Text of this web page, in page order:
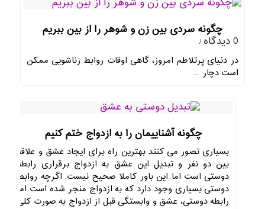
چگونه سردی بین زن و شوهر را از بین ببریم
0 دیدگاه /
در دنیای پرتلاطم امروز، گاهی اوقات روابط زناشویی ممکن
است دچار …
چگونه آشناییمان را به ازدواج ختم کنیم
بسیاری تصور می کنند بهترین راه برای ایجاد عشق و علاقه
بین دو نفر و تبدیل این عشق به ازدواج برقراری رابطه
دوستی است اما این باور کاملا صحیح نیست. اگرچه روابط
دوستی بسیاری وجود دارد که به ازدواج منجر شده است اما
رابطه دوستی، عشق و وابستگی قبل از ازدواج به صورت کلی